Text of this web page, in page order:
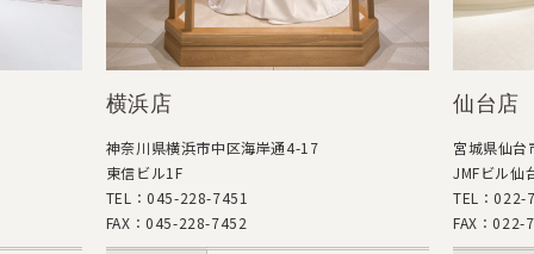
横浜店
神奈川県横浜市中区海岸通4-17
東信ビル1F
TEL：045-228-7451
FAX：045-228-7452
仙台店
宮城県仙
JMFビル仙
TEL：022-
FAX：022-